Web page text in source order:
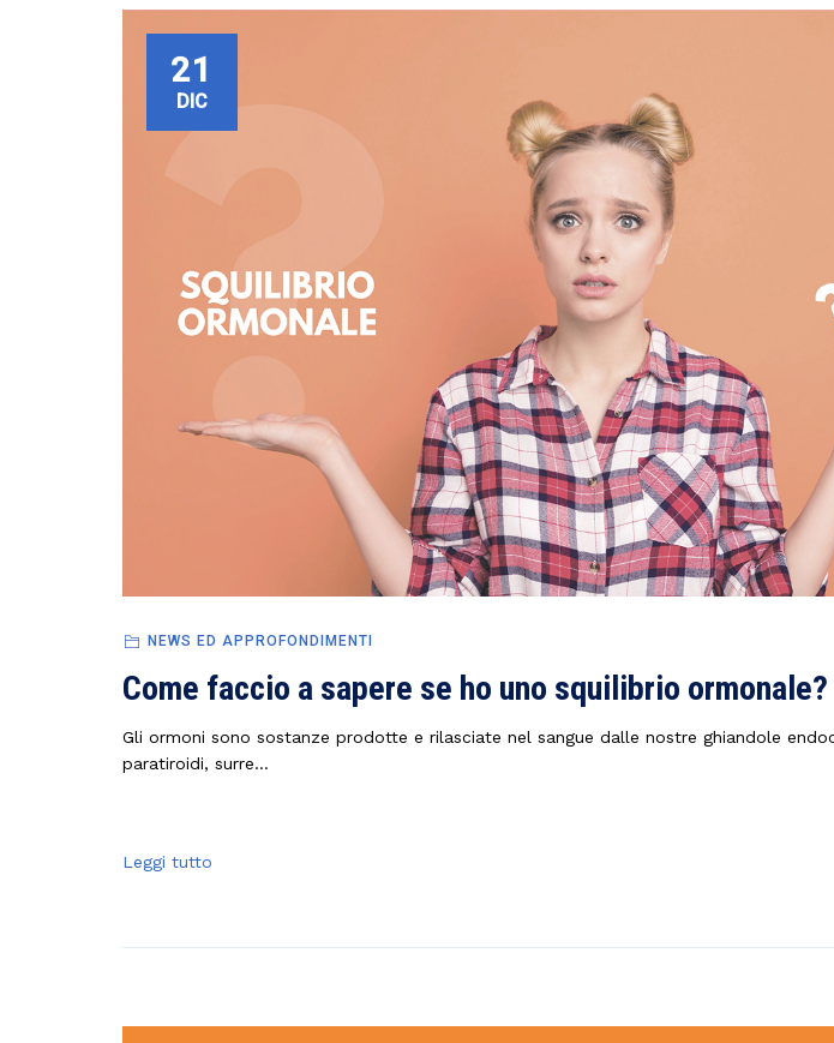
21
DIC
NEWS ED APPROFONDIMENTI
Come faccio a sapere se ho uno squilibrio ormonale?
Gli ormoni sono sostanze prodotte e rilasciate nel sangue dalle nostre ghiandole
paratiroidi, surre...
Leggi tutto